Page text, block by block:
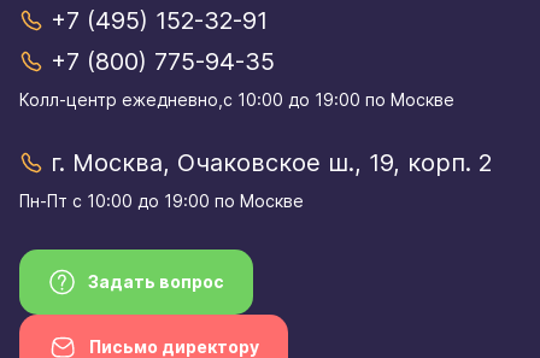
+7 (495) 152-32-91
+7 (800) 775-94-35
Колл-центр eжедневно,с 10:00 до 19:00 по Москве
г. Москва, Очаковское ш., 19, корп. 2
Пн-Пт с 10:00 до 19:00 по Москве
Задать вопрос
Письмо директору